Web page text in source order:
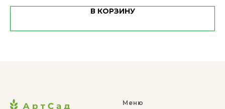
В КОРЗИНУ
Меню